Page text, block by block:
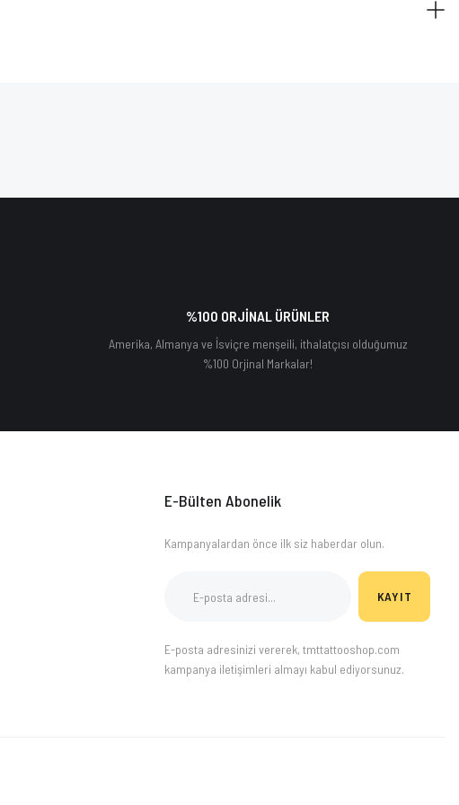
%100 ORJİNAL ÜRÜNLER
Amerika, Almanya ve İsviçre menşeili, ithalatçısı olduğumuz
%100 Orjinal Markalar!
E-Bülten Abonelik
Kampanyalardan önce ilk siz haberdar olun.
KAYIT
E-posta adresinizi vererek, tmttattooshop.com
kampanya iletişimleri almayı kabul ediyorsunuz.